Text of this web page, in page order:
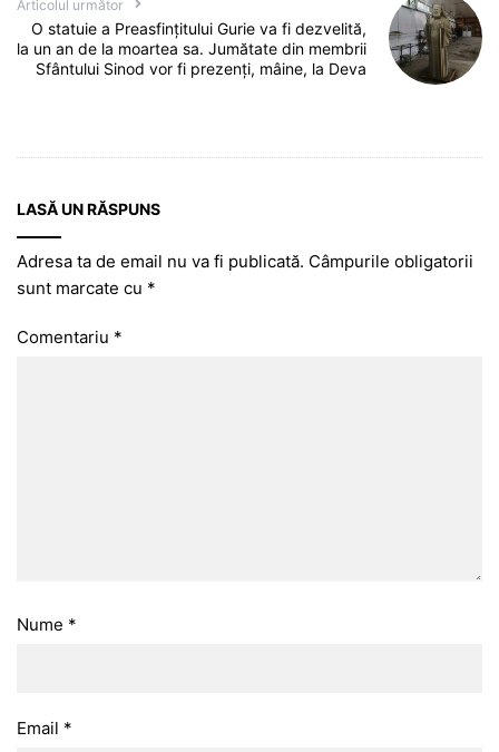
Articolul următor
O statuie a Preasfințitului Gurie va fi dezvelită,
la un an de la moartea sa. Jumătate din membrii
Sfântului Sinod vor fi prezenți, mâine, la Deva
LASĂ UN RĂSPUNS
Adresa ta de email nu va fi publicată. Câmpurile obligatorii
sunt marcate cu *
Comentariu *
Nume *
Email *